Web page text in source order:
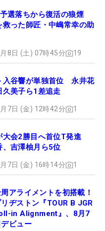
選落ちから復活の狼煙
救った師匠・中嶋常幸の助
8日 (土) 07時45分 19
入谷響が単独首位 永井花
久美子ら1差追走
7日 (金) 12時42分 1
大会2勝目へ首位T発進
、吉澤柚月ら5位
7日 (金) 16時14分 1
アライメントを初搭載！
リヂストン『TOUR B JGR
in Alignment』、8月7
デビュー